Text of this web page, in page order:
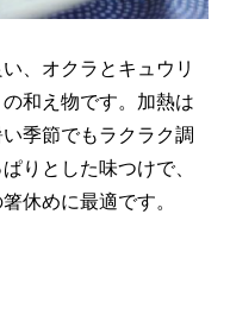
、オクラとキュウリ
和え物です。加熱は
季節でもラクラク調
りとした味つけで、
休めに最適です。